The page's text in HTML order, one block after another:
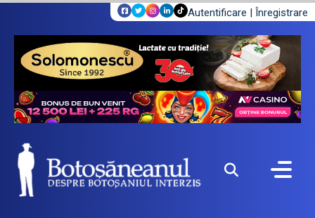
Autentificare | Înregistrare